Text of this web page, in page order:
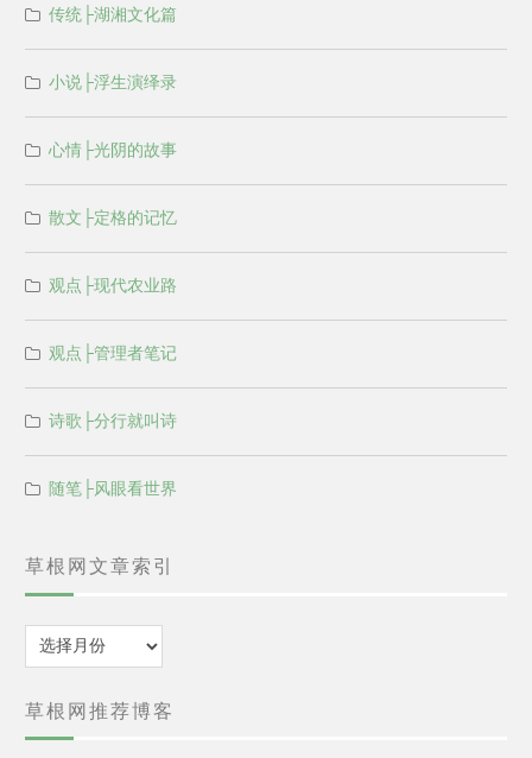
传统├湖湘文化篇
小说├浮生演绎录
心情├光阴的故事
散文├定格的记忆
观点├现代农业路
观点├管理者笔记
诗歌├分行就叫诗
随笔├风眼看世界
草根网文章索引
归
档
草根网推荐博客